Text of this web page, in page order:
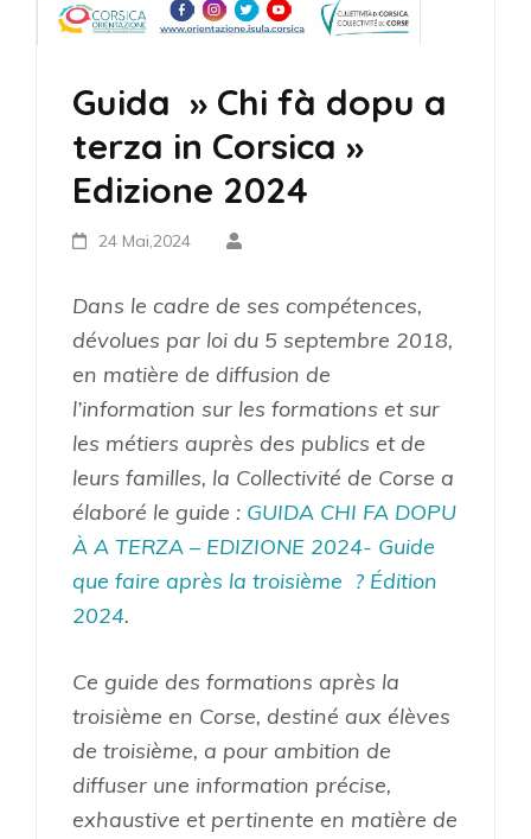
Guida » Chi fà dopu a
terza in Corsica »
Edizione 2024
24 Mai,2024
Dans le cadre de ses compétences,
dévolues par loi du 5 septembre 2018,
en matière de diffusion de
l’information sur les formations et sur
les métiers auprès des publics et de
leurs familles, la Collectivité de Corse a
élaboré le guide : GUIDA CHI FA DOPU
À A TERZA – EDIZIONE 2024- Guide
que faire après la troisième ? Édition
2024.
Ce guide des formations après la
troisième en Corse, destiné aux élèves
de troisième, a pour ambition de
diffuser une information précise,
exhaustive et pertinente en matière de